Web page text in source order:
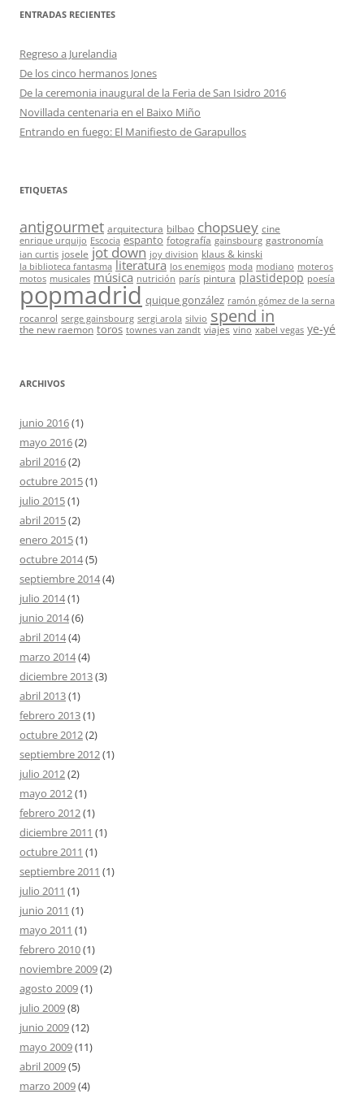
ENTRADAS RECIENTES
Regreso a Jurelandia
De los cinco hermanos Jones
De la ceremonia inaugural de la Feria de San Isidro 2016
Novillada centenaria en el Baixo Miño
Entrando en fuego: El Manifiesto de Garapullos
ETIQUETAS
antigourmet arquitectura bilbao chopsuey cine
enrique urquijo Escocia espanto fotografía gainsbourg gastronomía
ian curtis josele jot down joy division klaus & kinski
la biblioteca fantasma literatura los enemigos moda modiano moteros
motos musicales música nutrición parís pintura plastidepop poesía
popmadrid quique gonzález ramón gómez de la serna
rocanrol serge gainsbourg sergi arola silvio spend in
the new raemon toros townes van zandt viajes vino xabel vegas ye-yé
ARCHIVOS
junio 2016(1)
mayo 2016(2)
abril 2016(2)
octubre 2015(1)
julio 2015(1)
abril 2015(2)
enero 2015(1)
octubre 2014(5)
septiembre 2014(4)
julio 2014(1)
junio 2014(6)
abril 2014(4)
marzo 2014(4)
diciembre 2013(3)
abril 2013(1)
febrero 2013(1)
octubre 2012(2)
septiembre 2012(1)
julio 2012(2)
mayo 2012(1)
febrero 2012(1)
diciembre 2011 (1)
octubre 2011 (1)
septiembre 2011 (1)
julio 2011 (1)
junio 2011 (1)
mayo 2011 (1)
febrero 2010(1)
noviembre 2009(2)
agosto 2009(1)
julio 2009(8)
junio 2009(12)
mayo 2009(11)
abril 2009(5)
marzo 2009(4)